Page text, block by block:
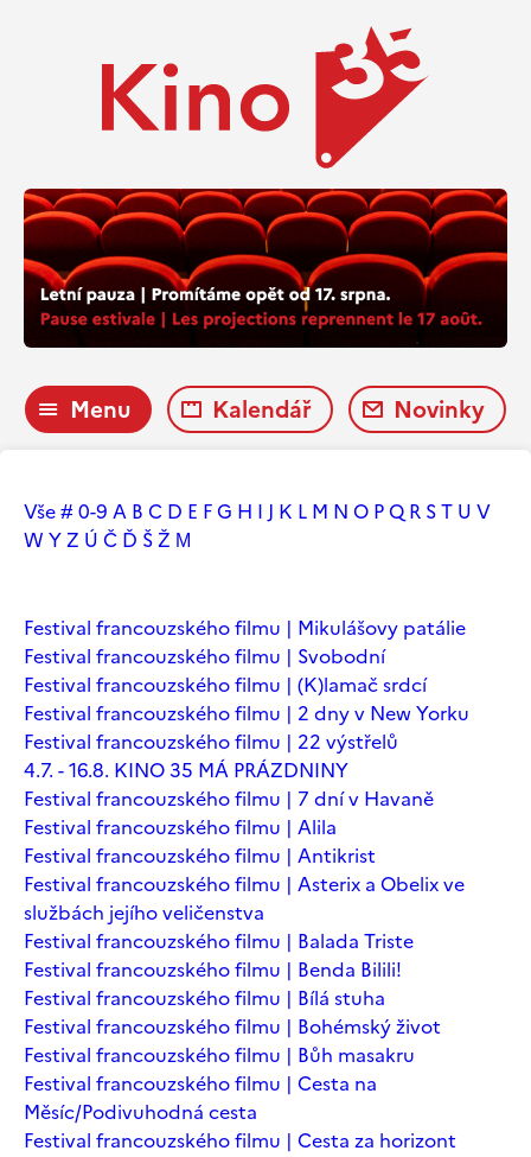
Menu Kalendář Novinky
Vše# 0-9 A B C D E FG H I J K L M N O PQ R ST U V
W YZ Ú Č Ď ŠŽ М
Festival francouzského filmu | Mikulášovy patálie
Festival francouzského filmu | Svobodní
Festival francouzského filmu | (K)lamač srdcí
Festival francouzského filmu | 2 dny v New Yorku
Festival francouzského filmu | 22 výstřelů
4.7. - 16.8. KINO 35 MÁ PRÁZDNINY
Festival francouzského filmu | 7 dní v Havaně
Festival francouzského filmu | Alila
Festival francouzského filmu | Antikrist
Festival francouzského filmu | Asterix a Obelix ve
službách jejího veličenstva
Festival francouzského filmu | Balada Triste
Festival francouzského filmu | Benda Bilili!
Festival francouzského filmu | Bílá stuha
Festival francouzského filmu | Bohémský život
Festival francouzského filmu | Bůh masakru
Festival francouzského filmu | Cesta na
Měsíc/Podivuhodná cesta
Festival francouzského filmu | Cesta za horizont